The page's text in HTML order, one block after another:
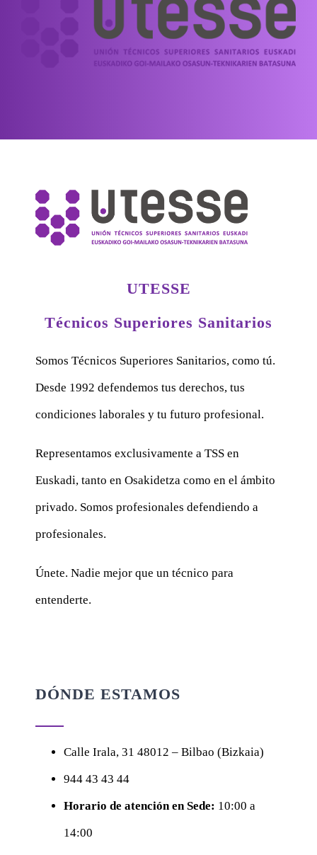
UTESSE
Técnicos Superiores Sanitarios
Somos Técnicos Superiores Sanitarios, como tú.
Desde 1992 defendemos tus derechos, tus
condiciones laborales y tu futuro profesional.
Representamos exclusivamente a TSS en
Euskadi, tanto en Osakidetza como en el ámbito
privado. Somos profesionales defendiendo a
profesionales.
Únete. Nadie mejor que un técnico para
entenderte.
DÓNDE ESTAMOS
Calle Irala, 31 48012 – Bilbao (Bizkaia)
944 43 43 44
Horario de atención en Sede: 10:00 a
14:00